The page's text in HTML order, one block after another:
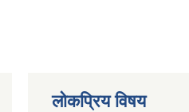
लोकप्रिय विषय